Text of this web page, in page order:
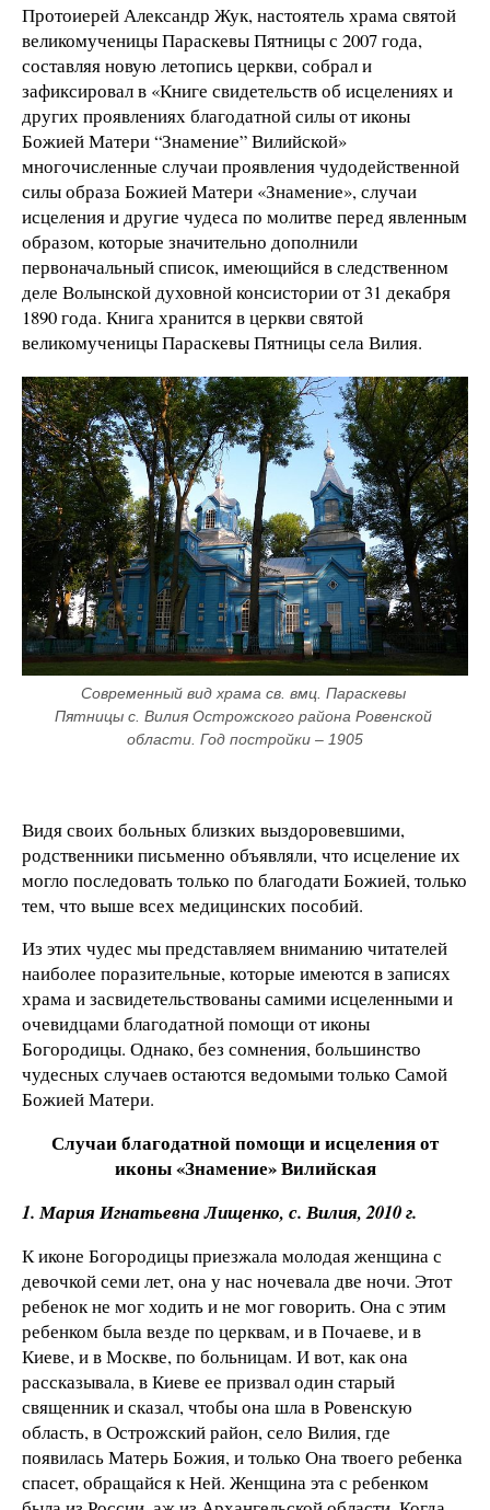
Протоиерей Александр Жук, настоятель храма святой
великомученицы Параскевы Пятницы с 2007 года,
составляя новую летопись церкви, собрал и
зафиксировал в «Книге свидетельств об исцелениях и
других проявлениях благодатной силы от иконы
Божией Матери “Знамение” Вилийской»
многочисленные случаи проявления чудодейственной
силы образа Божией Матери «Знамение», случаи
исцеления и другие чудеса по молитве перед явленным
образом, которые значительно дополнили
первоначальный список, имеющийся в следственном
деле Волынской духовной консистории от 31 декабря
1890 года. Книга хранится в церкви святой
великомученицы Параскевы Пятницы села Вилия.
Современный вид храма св. вмц. Параскевы
Пятницы с. Вилия Острожского района Ровенской
области. Год постройки – 1905
Видя своих больных близких выздоровевшими,
родственники письменно объявляли, что исцеление их
могло последовать только по благодати Божией, только
тем, что выше всех медицинских пособий.
Из этих чудес мы представляем вниманию читателей
наиболее поразительные, которые имеются в записях
храма и засвидетельствованы самими исцеленными и
очевидцами благодатной помощи от иконы
Богородицы. Однако, без сомнения, большинство
чудесных случаев остаются ведомыми только Самой
Божией Матери.
Случаи благодатной помощи и исцеления от
иконы «Знамение» Вилийская
1. Мария Игнатьевна Лищенко, с. Вилия, 2010 г.
К иконе Богородицы приезжала молодая женщина с
девочкой семи лет, она у нас ночевала две ночи. Этот
ребенок не мог ходить и не мог говорить. Она с этим
ребенком была везде по церквам, и в Почаеве, и в
Киеве, и в Москве, по больницам. И вот, как она
рассказывала, в Киеве ее призвал один старый
священник и сказал, чтобы она шла в Ровенскую
область, в Острожский район, село Вилия, где
появилась Матерь Божия, и только Она твоего ребенка
спасет, обращайся к Ней. Женщина эта с ребенком